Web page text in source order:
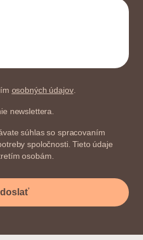
osobných údajov.
newslettera.
súhlas so spracovaním
spoločnosti. Tieto údaje
osobám.